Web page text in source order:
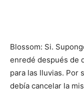
Blossom: Si.
enredé después de
para las lluvias. Por
debía cancelar la